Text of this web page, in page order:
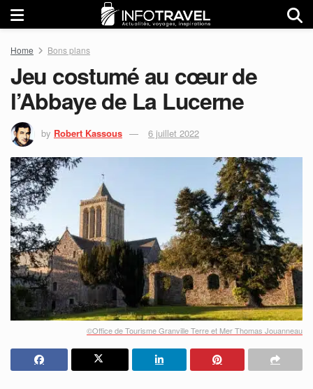
Home Bons plans
Jeu costumé au cœur de
l’Abbaye de La Lucerne
by Robert Kassous 6 juillet 2022
©Office de Tourisme Granville Terre et Mer Thomas Jouanneau